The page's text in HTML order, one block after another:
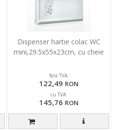
Dispenser hartie colac WC
mini,29.5x55x23cm, cu cheie
fara TVA:
122,49 RON
cu TVA:
145,76 RON